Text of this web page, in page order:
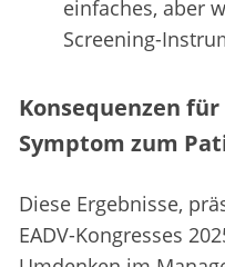
einfaches, aber
Screening-
Konsequenzen
Symptom zum
Diese Ergebnisse,
EADV-Kongresses